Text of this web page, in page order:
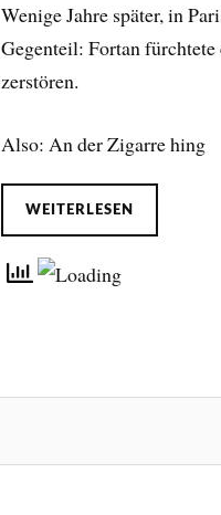
Wenige Jahre später, in
Gegenteil: Fortan fürchtete
zerstören.
Also: An der Zigarre hing
WEITERLESEN